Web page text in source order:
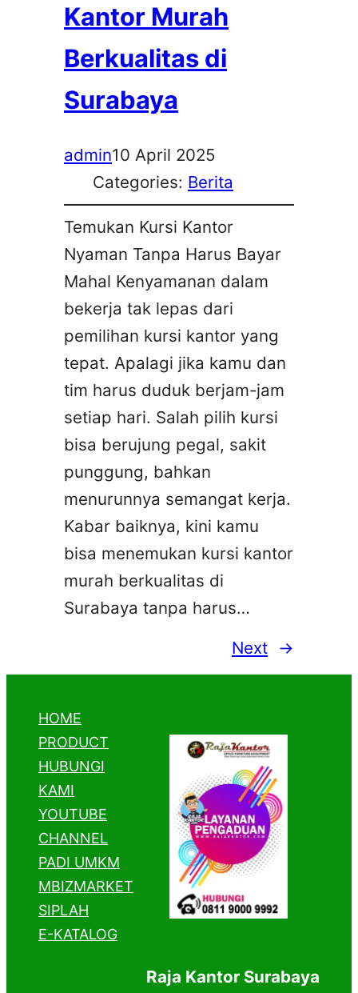
Kantor Murah
Berkualitas di
Surabaya
admin10 April 2025
Categories: Berita
Temukan Kursi Kantor
Nyaman Tanpa Harus Bayar
Mahal Kenyamanan dalam
bekerja tak lepas dari
pemilihan kursi kantor yang
tepat. Apalagi jika kamu dan
tim harus duduk berjam-jam
setiap hari. Salah pilih kursi
bisa berujung pegal, sakit
punggung, bahkan
menurunnya semangat kerja.
Kabar baiknya, kini kamu
bisa menemukan kursi kantor
murah berkualitas di
Surabaya tanpa harus…
Next →
HOME
PRODUCT
HUBUNGI
KAMI
YOUTUBE
CHANNEL
PADI UMKM
MBIZMARKET
SIPLAH
E-KATALOG
Raja Kantor Surabaya